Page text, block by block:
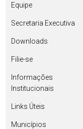
Equipe
Secretaria Executiva
Downloads
Filie-se
Informações
Institucionais
Links Úteis
Municípios